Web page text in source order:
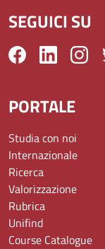
SEGUICI SU
PORTALE
Studia con noi
Internazionale
Ricerca
Valorizzazione
Rubrica
Unifind
Course Catalogue